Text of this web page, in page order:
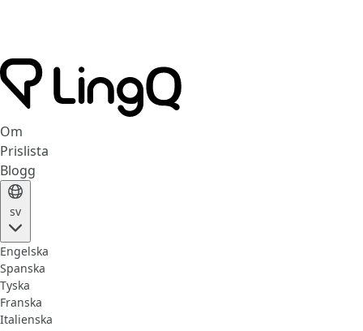
Om
Prislista
Blogg
sv
Engelska
Spanska
Tyska
Franska
Italienska